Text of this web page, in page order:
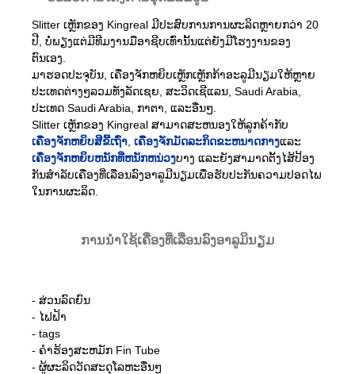
Slitter ເຫຼັກຂອງ Kingreal ມີປະສົບການການຜະລິດຫຼາຍກວ່າ 20
ປີ, ບໍ່ພຽງແຕ່ມີທີມງານມືອາຊີບເທົ່ານັ້ນແຕ່ຍັງມີໂຮງງານຂອງ
ຕົນເອງ.
ມາຮອດປະຈຸບັນ, ເຄື່ອງຈັກຫຍິບເຫຼັກເຫຼັກກ້າອະລູມີນຽມໃຫ້ຫຼາຍ
ປະເທດຕ່າງໆລວມທັງລັດເຊຍ, ສະວິດເຊີແລນ, Saudi Arabia,
ປະເທດ Saudi Arabia, ກາຕາ, ແລະອື່ນໆ.
Slitter ເຫຼັກຂອງ Kingreal ສາມາດສະຫນອງໃຫ້ລູກຄ້າກັບ
ເຄື່ອງຈັກຫຍິບສີຂີ້ເຖົ່າ ເຄື່ອງຈັກມັດລະກິດຂະຫນາດກາງແລະ
ເຄື່ອງຈັກຫຍິບຫນັກທີ່ຫນັກຫນ່ວງບາງ ແລະຍັງສາມາດຕັ້ງໄສ້ປ້ອງ
ກັນສໍາລັບເຄື່ອງທີ່ເລື່ອນລົງອາລູມີນຽມເພື່ອຮັບປະກັນຄວາມປອດໄພ
ໃນການຜະລິດ.
ການນໍາໃຊ້ເຄື່ອງທີ່ເລື່ອນລົງອາລູມິນຽມ
- ສ່ວນລົດຍົນ
- ໄຟຟ້າ
- tags
- ຄໍາຮ້ອງສະຫມັກ Fin Tube
- ຜູ້ຜະລິດວັດສະດຸໂລຫະອື່ນໆ